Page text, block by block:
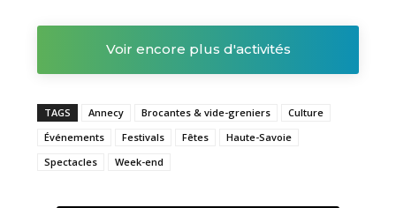
Voir encore plus d'activités
TAGS Annecy Brocantes & vide-greniers
Culture
Événements
Festivals Fêtes
Haute-Savoie
Spectacles
Week-end